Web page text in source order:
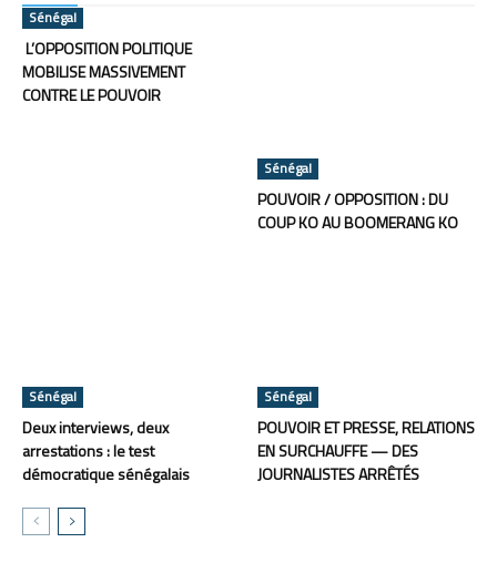
Sénégal
L’OPPOSITION POLITIQUE
MOBILISE MASSIVEMENT
CONTRE LE POUVOIR
Sénégal
POUVOIR / OPPOSITION : DU
COUP KO AU BOOMERANG KO
Sénégal
Deux interviews, deux
arrestations : le test
démocratique sénégalais
Sénégal
POUVOIR ET PRESSE, RELATIONS
EN SURCHAUFFE — DES
JOURNALISTES ARRÊTÉS